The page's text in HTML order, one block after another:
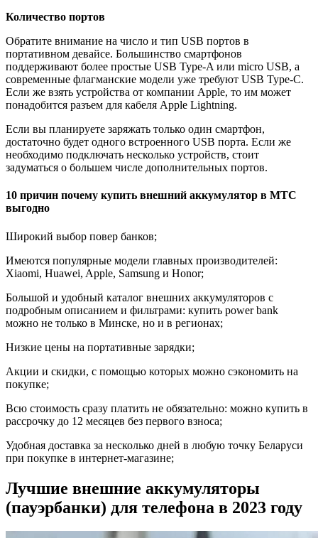
Количество портов
Обратите внимание на число и тип USB портов в
портативном девайсе. Большинство смартфонов
поддерживают более простые USB Type-A или micro USB, а
современные флагманские модели уже требуют USB Type-C.
Если же взять устройства от компании Apple, то им может
понадобится разъем для кабеля Apple Lightning.
Если вы планируете заряжать только один смартфон,
достаточно будет одного встроенного USB порта. Если же
необходимо подключать несколько устройств, стоит
задуматься о большем числе дополнительных портов.
10 причин почему купить внешний аккумулятор в МТС
выгодно
Широкий выбор повер банков;
Имеются популярные модели главных производителей:
Xiaomi, Huawei, Apple, Samsung и Honor;
Большой и удобный каталог внешних аккумуляторов с
подробным описанием и фильтрами: купить power bank
можно не только в Минске, но и в регионах;
Низкие цены на портативные зарядки;
Акции и скидки, с помощью которых можно сэкономить на
покупке;
Всю стоимость сразу платить не обязательно: можно купить в
рассрочку до 12 месяцев без первого взноса;
Удобная доставка за несколько дней в любую точку Беларуси
при покупке в интернет-магазине;
Лучшие внешние аккумуляторы
(пауэрбанки) для телефона в 2023 году